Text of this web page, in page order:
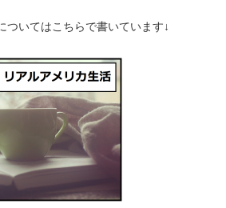
ついてはこちらで書いています↓